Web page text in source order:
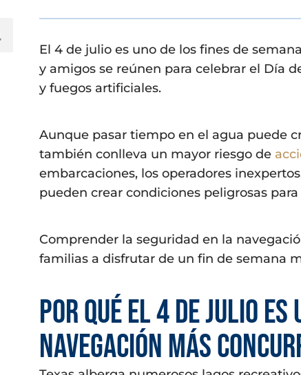
El 4 de julio es uno de los fines de
y amigos se reúnen para celebrar el Día
y fuegos artificiales.
Aunque pasar tiempo en el agua puede
también conlleva un mayor riesgo de
embarcaciones, los operadores
pueden crear condiciones peligrosas
Comprender la seguridad en la
familias a disfrutar de un fin de semana
Por qué el 4 de julio es
navegación más